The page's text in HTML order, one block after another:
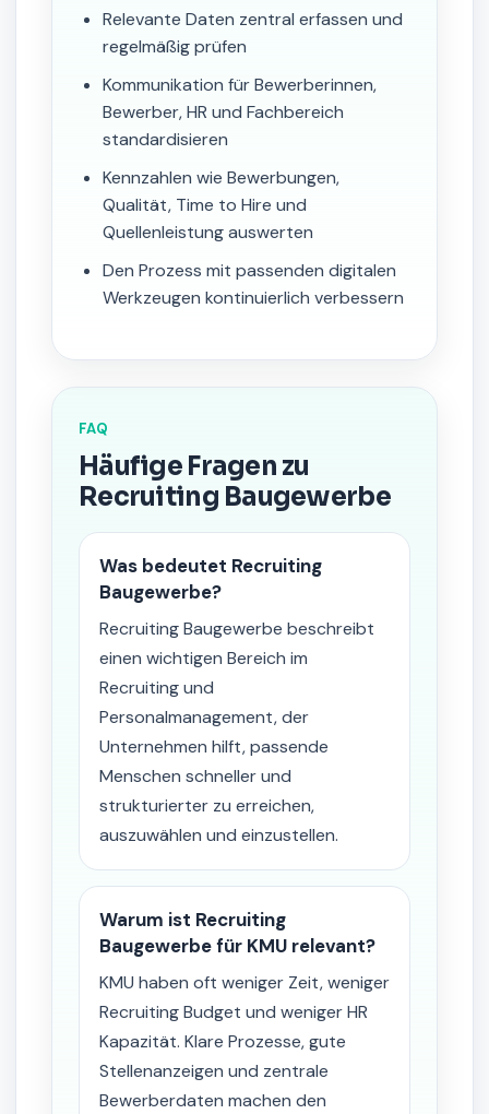
Relevante Daten zentral erfassen und
regelmäßig prüfen
Kommunikation für Bewerberinnen,
Bewerber, HR und Fachbereich
standardisieren
Kennzahlen wie Bewerbungen,
Qualität, Time to Hire und
Quellenleistung auswerten
Den Prozess mit passenden digitalen
Werkzeugen kontinuierlich verbessern
FAQ
Häufige Fragen zu
Recruiting Baugewerbe
Was bedeutet Recruiting
Baugewerbe?
Recruiting Baugewerbe beschreibt
einen wichtigen Bereich im
Recruiting und
Personalmanagement, der
Unternehmen hilft, passende
Menschen schneller und
strukturierter zu erreichen,
auszuwählen und einzustellen.
Warum ist Recruiting
Baugewerbe für KMU relevant?
KMU haben oft weniger Zeit, weniger
Recruiting Budget und weniger HR
Kapazität. Klare Prozesse, gute
Stellenanzeigen und zentrale
Bewerberdaten machen den